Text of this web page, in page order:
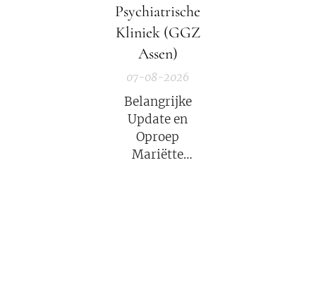
Psychiatrische
Kliniek (GGZ
Assen)
07-08-2026
Belangrijke
Update en
Oproep
Mariëtte